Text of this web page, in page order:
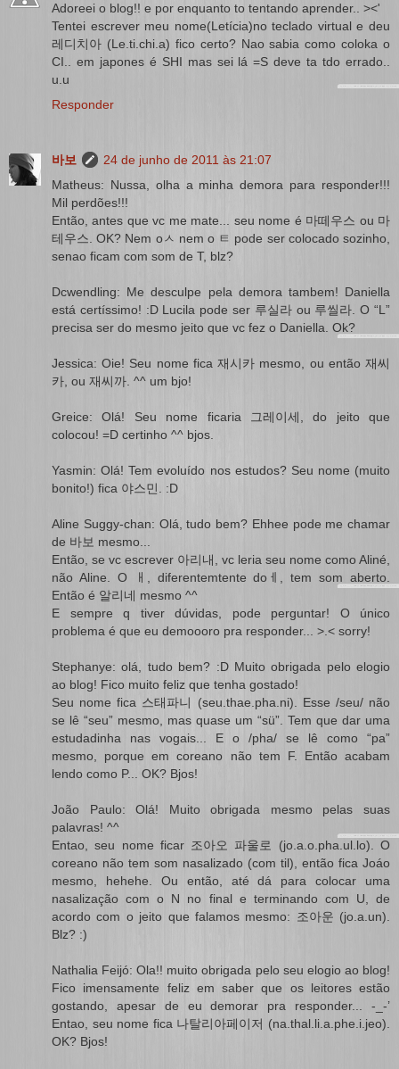
Adoreei o blog!! e por enquanto to tentando aprender.. ><'
Tentei escrever meu nome(Letícia)no teclado virtual e deu
레디치아 (Le.ti.chi.a) fico certo? Nao sabia como coloka o
CI.. em japones é SHI mas sei lá =S deve ta tdo errado..
u.u
Responder
바보
24 de junho de 2011 às 21:07
Matheus: Nussa, olha a minha demora para responder!!!
Mil perdões!!!
Então, antes que vc me mate... seu nome é 마떼우스 ou 마
테우스. OK? Nem oㅅ nem o ㅌ pode ser colocado sozinho,
senao ficam com som de T, blz?
Dcwendling: Me desculpe pela demora tambem! Daniella
está certíssimo! :D Lucila pode ser 루실라 ou 루씰라. O “L”
precisa ser do mesmo jeito que vc fez o Daniella. Ok?
Jessica: Oie! Seu nome fica 재시카 mesmo, ou então 재씨
카, ou 재씨까. ^^ um bjo!
Greice: Olá! Seu nome ficaria 그레이세, do jeito que
colocou! =D certinho ^^ bjos.
Yasmin: Olá! Tem evoluído nos estudos? Seu nome (muito
bonito!) fica 야스민. :D
Aline Suggy-chan: Olá, tudo bem? Ehhee pode me chamar
de 바보 mesmo...
Então, se vc escrever 아리내, vc leria seu nome como Aliné,
não Aline. O ㅐ, diferentemtente doㅔ, tem som aberto.
Então é 알리네 mesmo ^^
E sempre q tiver dúvidas, pode perguntar! O único
problema é que eu demoooro pra responder... >.< sorry!
Stephanye: olá, tudo bem? :D Muito obrigada pelo elogio
ao blog! Fico muito feliz que tenha gostado!
Seu nome fica 스태파니 (seu.thae.pha.ni). Esse /seu/ não
se lê “seu” mesmo, mas quase um “sü”. Tem que dar uma
estudadinha nas vogais... E o /pha/ se lê como “pa”
mesmo, porque em coreano não tem F. Então acabam
lendo como P... OK? Bjos!
João Paulo: Olá! Muito obrigada mesmo pelas suas
palavras! ^^
Entao, seu nome ficar 조아오 파울로 (jo.a.o.pha.ul.lo). O
coreano não tem som nasalizado (com til), então fica Joáo
mesmo, hehehe. Ou então, até dá para colocar uma
nasalização com o N no final e terminando com U, de
acordo com o jeito que falamos mesmo: 조아운 (jo.a.un).
Blz? :)
Nathalia Feijó: Ola!! muito obrigada pelo seu elogio ao blog!
Fico imensamente feliz em saber que os leitores estão
gostando, apesar de eu demorar pra responder... -_-’
Entao, seu nome fica 나탈리아페이저 (na.thal.li.a.phe.i.jeo).
OK? Bjos!